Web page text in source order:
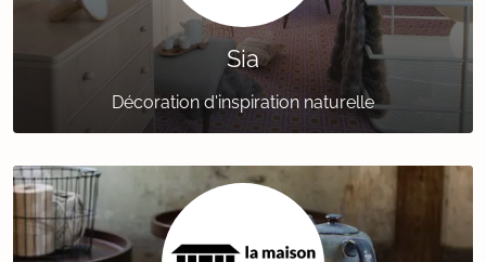
Sia
Décoration d'inspiration naturelle